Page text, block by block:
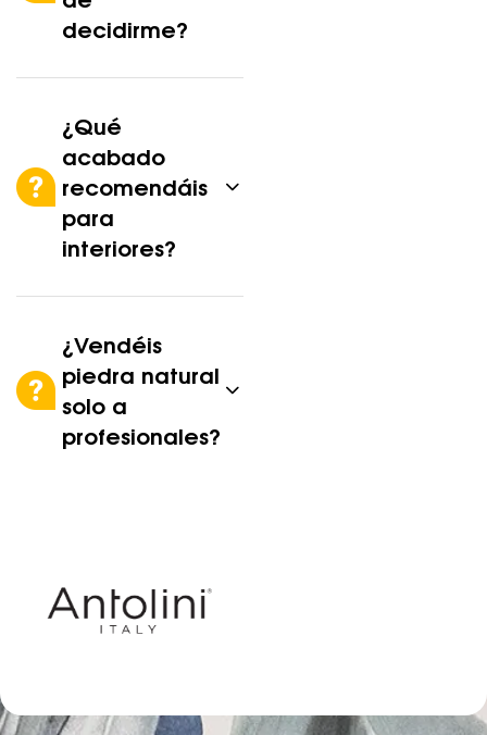
decidirme?
¿Qué
acabado
recomendáis
para
interiores?
¿Vendéis
piedra natural
solo a
profesionales?